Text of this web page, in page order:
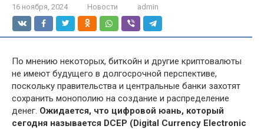
16 ноября, 2024 Новости admin
По мнению некоторых, биткойн и другие криптовалюты
не имеют будущего в долгосрочной перспективе,
поскольку правительства и центральные банки захотят
сохранить монополию на создание и распределение
денег. Ожидается, что цифровой юань, который
сегодня называется DCEP (Digital Currency Electronic